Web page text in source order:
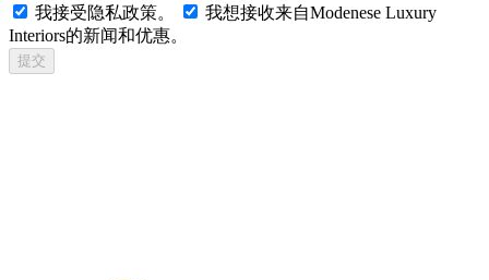
我接受隐私政策。
我想接收来自Modenese Luxury
Interiors的新闻和优惠。
提交